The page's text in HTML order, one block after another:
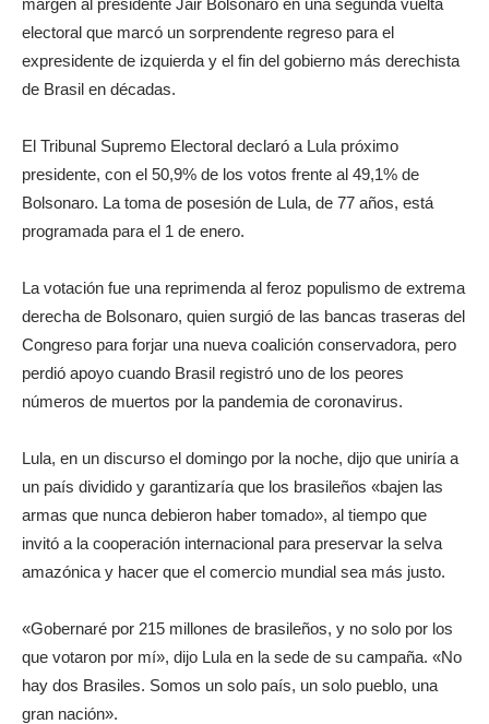
electoral que marcó un sorprendente regreso para el
expresidente de izquierda y el fin del gobierno más derechista
de Brasil en décadas.
El Tribunal Supremo Electoral declaró a Lula próximo
presidente, con el 50,9% de los votos frente al 49,1% de
Bolsonaro. La toma de posesión de Lula, de 77 años, está
programada para el 1 de enero.
La votación fue una reprimenda al feroz populismo de extrema
derecha de Bolsonaro, quien surgió de las bancas traseras del
Congreso para forjar una nueva coalición conservadora, pero
perdió apoyo cuando Brasil registró uno de los peores
números de muertos por la pandemia de coronavirus.
Lula, en un discurso el domingo por la noche, dijo que uniría a
un país dividido y garantizaría que los brasileños «bajen las
armas que nunca debieron haber tomado», al tiempo que
invitó a la cooperación internacional para preservar la selva
amazónica y hacer que el comercio mundial sea más justo.
«Gobernaré por 215 millones de brasileños, y no solo por los
que votaron por mí», dijo Lula en la sede de su campaña. «No
hay dos Brasiles. Somos un solo país, un solo pueblo, una
gran nación».